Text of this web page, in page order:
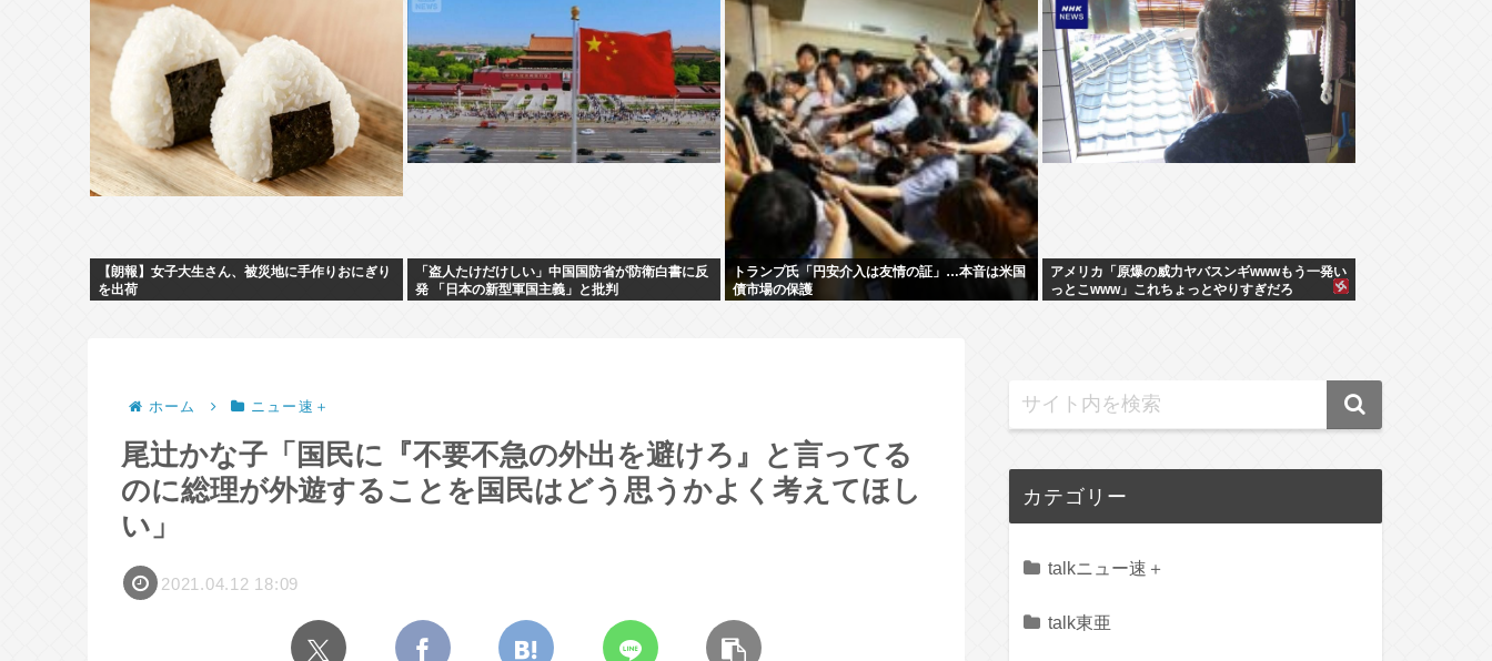
【朗報】女子大生さん、被災地に手作りおにぎり
を出荷
「盗人たけだけしい」中国国防省が防衛白書に反
発 「日本の新型軍国主義」と批判
トランプ氏「円安介入は友情の証」…本音は米国
債市場の保護
アメリカ「原爆の威力ヤバスンギwwwもう一発い
っとこwww」これちょっとやりすぎだろ
ホーム ニュー速＋
尾辻かな子「国民に『不要不急の外出を避けろ』と言ってる
のに総理が外遊することを国民はどう思うかよく考えてほし
い」
2021.04.12 18:09
カテゴリー
talkニュー速＋
talk東亜